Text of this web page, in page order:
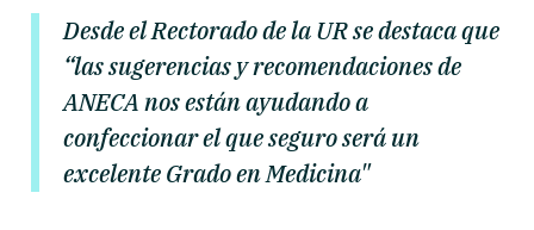
Desde el Rectorado de la UR se destaca que
“las sugerencias y recomendaciones de
ANECA nos están ayudando a
confeccionar el que seguro será un
excelente Grado en Medicina"